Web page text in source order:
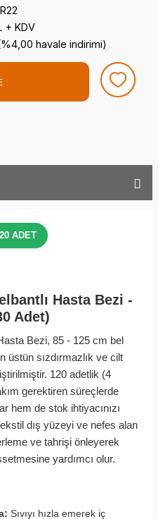
+ KDV
havale indirimi)
ADET
Hasta Bezi -
Adet)
Bezi, 85 - 125 cm bel
üstün sızdırmazlık ve cilt
120 adetlik (4
gerektiren süreçlerde
hem de stok ihtiyacınızı
dış yüzeyi ve nefes alan
ve tahrişi önleyerek
yardımcı olur.
Sıvıyı hızla emerek iç